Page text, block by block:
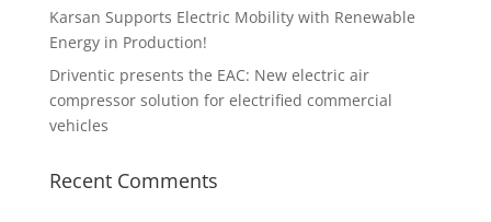
Karsan Supports Electric Mobility with Renewable
Energy in Production!
Driventic presents the EAC: New electric air
compressor solution for electrified commercial
vehicles
Recent Comments